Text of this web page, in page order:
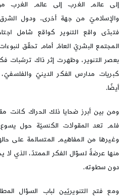
إلى عالم الغرب إلى عالم الغرب
والإسلاميّ من جهة أخرى، ودول
فتبدّى واقع التنوير كواقع شامل
المجتمع البشريّ العامّ أمام تحقّق
بعصر التنوير، وظهرت إثر ذاك
كبريات مدارس الفكر الدينيّ
أيضًا.
ومن بين أبرز ضحايا ذلك الحراك كانت
فلم تعد المقولات الكنسيّة حول يسوع
وغيرها من المفاهيم المتسالمة على
منها عرضةً لسؤال الفكر الممتدّ، الذي لا
دون سطوته.
ومع فتح التنويريّين لباب السؤال